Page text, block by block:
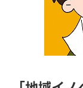
留学・進学関連、塾
大学入学共通テスト
配慮案内」の請求